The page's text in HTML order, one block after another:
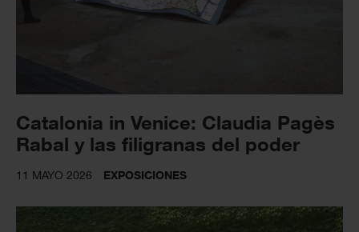
Catalonia in Venice: Claudia Pagès
Rabal y las filigranas del poder
11 MAYO 2026 EXPOSICIONES